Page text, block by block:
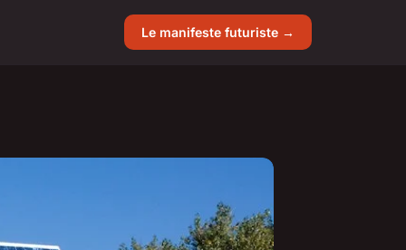
Le manifeste futuriste →